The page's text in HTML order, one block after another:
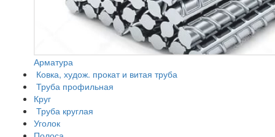
Арматура
Ковка, худож. прокат и витая труба
Труба профильная
Круг
Труба круглая
Уголок